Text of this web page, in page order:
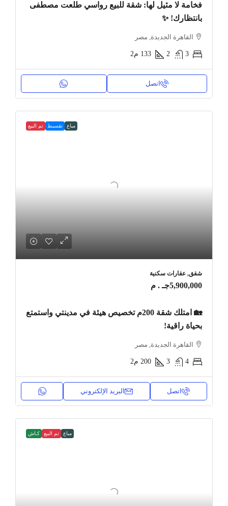
فخامة لا مثيل لها: شقة للبيع رواسي طلعت مصطفى
بانتظارك! ✨
القاهرة الجديدة, مصر
3
2
133 م2
اتصل
مباع تقسيط تم البيع
شقق, عقارات سكنية
5,900,000جـ . م
🏡 امتلك شقة 200م تخصيص هيئة في مدينتي واستمتع
بحياة راقية!
القاهرة الجديدة, مصر
4
3
200 م2
اتصل البريد الإلكتروني
مباع تم البيع كـاش